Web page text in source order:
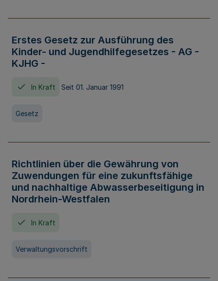
Erstes Gesetz zur Ausführung des
Kinder- und Jugendhilfegesetzes - AG -
KJHG -
In Kraft Seit 01. Januar 1991
Gesetz
Richtlinien über die Gewährung von
Zuwendungen für eine zukunftsfähige
und nachhaltige Abwasserbeseitigung in
Nordrhein-Westfalen
In Kraft
Verwaltungsvorschrift